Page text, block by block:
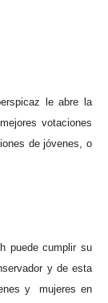
le abre la
votaciones
de jóvenes, o
puede cumplir su
y de esta
y
mujeres en